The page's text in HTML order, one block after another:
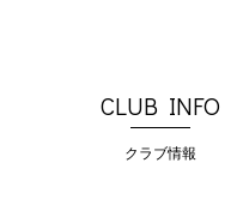
CLUB INFO
クラブ情報